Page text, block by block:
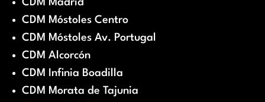
CDM Madrid
CDM Móstoles Centro
CDM Móstoles Av. Portugal
CDM Alcorcón
CDM Infinia Boadilla
CDM Morata de Tajunia